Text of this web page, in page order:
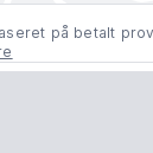
på betalt